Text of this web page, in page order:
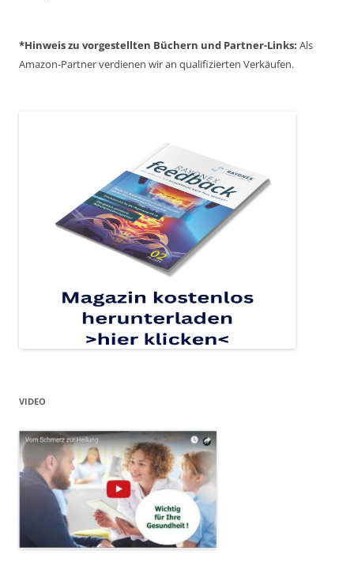
*Hinweis zu vorgestellten Büchern und Partner-Links: Als
Amazon-Partner verdienen wir an qualifizierten Verkäufen.
VIDEO